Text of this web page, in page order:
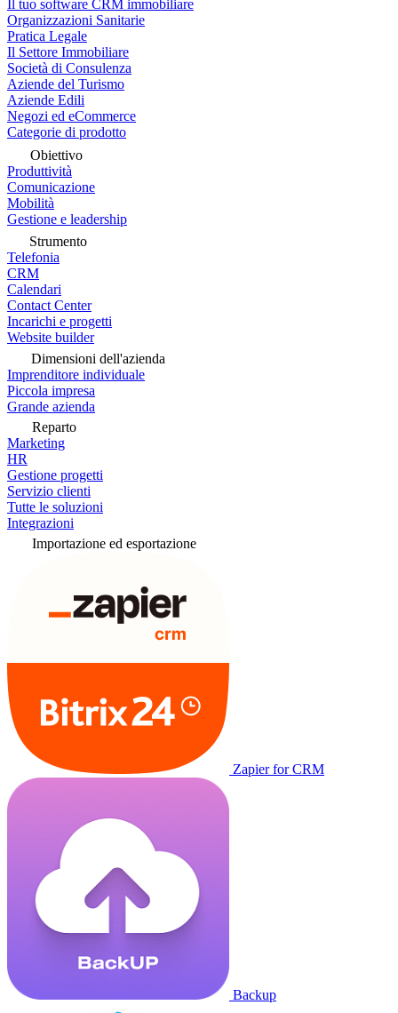
Il tuo software CRM immobiliare
Organizzazioni Sanitarie
Pratica Legale
Il Settore Immobiliare
Società di Consulenza
Aziende del Turismo
Aziende Edili
Negozi ed eCommerce
Categorie di prodotto
Obiettivo
Produttività
Comunicazione
Mobilità
Gestione e leadership
Strumento
Telefonia
CRM
Calendari
Contact Center
Incarichi e progetti
Website builder
Dimensioni dell'azienda
Imprenditore individuale
Piccola impresa
Grande azienda
Reparto
Marketing
HR
Gestione progetti
Servizio clienti
Tutte le soluzioni
Integrazioni
Importazione ed esportazione
Zapier for CRM
Backup